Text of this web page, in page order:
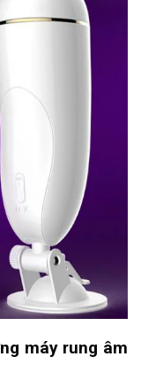
máy rung âm